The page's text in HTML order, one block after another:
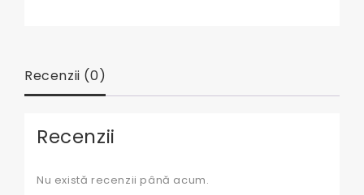
Recenzii (0)
Recenzii
Nu există recenzii până acum.